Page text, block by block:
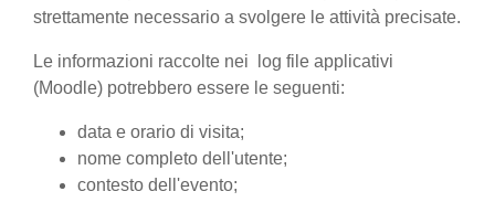
strettamente necessario a svolgere le attività precisate.
Le informazioni raccolte nei log file applicativi
(Moodle) potrebbero essere le seguenti:
data e orario di visita;
nome completo dell'utente;
contesto dell'evento;